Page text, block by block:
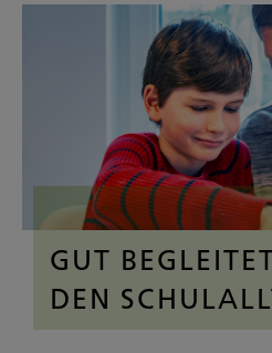
GUT
DEN